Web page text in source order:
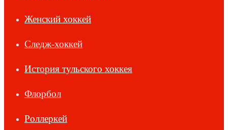
Женский хоккей
Следж-хоккей
История тульского хоккея
Флорбол
Роллеркей